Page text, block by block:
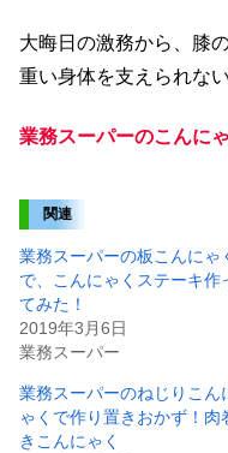
大晦日の激務から、膝
重い身体を支えられな
業務スーパーのこんに
関連
業務スーパーの板こんにゃ
で、こんにゃくステーキ作
てみた！
2019年3月6日
業務スーパー
業務スーパーのねじりこん
ゃくで作り置きおかず！肉
きこんにゃく